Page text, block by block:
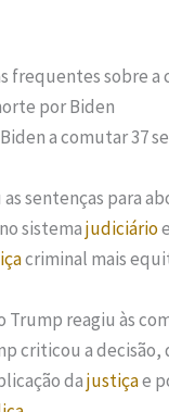
frequentes sobre a
por Biden
a comutar 37
sentenças para
sistemajudiciário
criminal mais
Trump reagiu às
criticou a
dajustiçae